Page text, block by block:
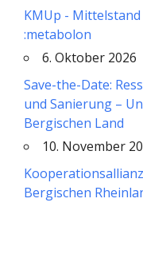
KMUp -
:metabolon
6. Oktober 2026
Save-the-Date:
und Sanierung –
Bergischen Land
10. November
Bergischen